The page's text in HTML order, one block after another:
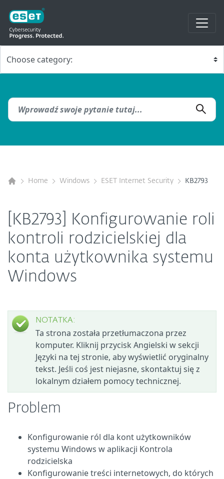
Home Windows ESET Internet Security KB2793
[KB2793] Konfigurowanie roli
kontroli rodzicielskiej dla
konta użytkownika systemu
Windows
NOTATKA:
Ta strona została przetłumaczona przez
komputer. Kliknij przycisk Angielski w sekcji
Języki na tej stronie, aby wyświetlić oryginalny
tekst. Jeśli coś jest niejasne, skontaktuj się z
lokalnym działem pomocy technicznej.
Problem
Konfigurowanie ról dla kont użytkowników
systemu Windows w aplikacji Kontrola
rodzicielska
Konfigurowanie treści internetowych, do których